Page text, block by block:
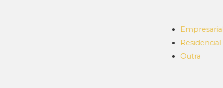
Residencial
Outra